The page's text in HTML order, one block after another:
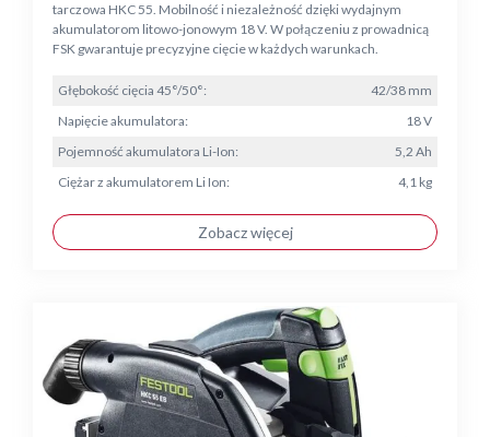
tarczowa HKC 55. Mobilność i niezależność dzięki wydajnym
akumulatorom litowo-jonowym 18 V. W połączeniu z prowadnicą
FSK gwarantuje precyzyjne cięcie w każdych warunkach.
Głębokość cięcia 45°/50°:
42/38 mm
Napięcie akumulatora:
18 V
Pojemność akumulatora Li-Ion:
5,2 Ah
Ciężar z akumulatorem Li Ion:
4,1 kg
Zobacz więcej